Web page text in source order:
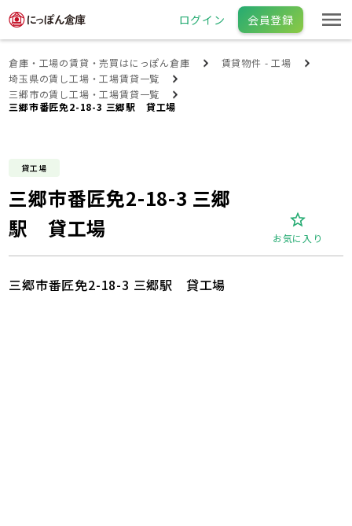
ログイン 会員登録
倉庫・工場の賃貸・売買はにっぽん倉庫
賃貸物件 - 工場
埼玉県の賃し工場・工場賃貸一覧
三郷市の賃し工場・工場賃貸一覧
三郷市番匠免2-18-3 三郷駅 貸工場
貸工場
三郷市番匠免2-18-3 三郷
駅 貸工場
お気に入り
三郷市番匠免2-18-3 三郷駅 貸工場